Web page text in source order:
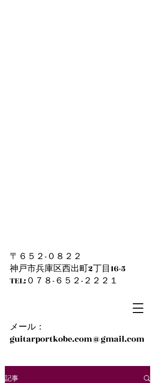
〒６５２-０８２２
神戸市兵庫区西出町2丁目16-5
​TEL:０７８-６５２-２２２１
メール：
guitarportkobe.com@gmail.com
記事